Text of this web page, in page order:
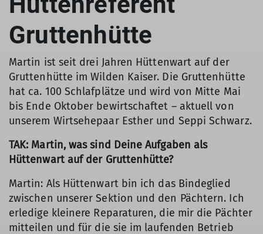
Organisationstalent und kommunikativ
Was wir bieten
Große Gestaltungsmöglichkeiten
Einblick in die Technik rund um den Betrieb
einer autarken Berghütte
Teilnahme an Fortbildungen und Tagung zur
Vernetzung und Weiterbildung
Bei Interesse wende dich direkt an unseren
Vorstand:
vorstand@dav-tak.de
Dankbarkeit der Teilnehmer
Gruttenhütte
Martin ist seit drei Jahren Hüttenwart auf der
Gruttenhütte im Wilden Kaiser. Die Gruttenhütte
hat ca. 100 Schlafplätze und wird von Mitte Mai
bis Ende Oktober bewirtschaftet – aktuell von
unserem Wirtsehepaar Esther und Seppi Schwarz.
TAK: Martin, was sind Deine Aufgaben als
Hüttenwart auf der Gruttenhütte?
Martin: Als Hüttenwart bin ich das Bindeglied
zwischen unserer Sektion und den Pächtern. Ich
erledige kleinere Reparaturen, die mir die Pächter
mitteilen und für die sie im laufenden Betrieb